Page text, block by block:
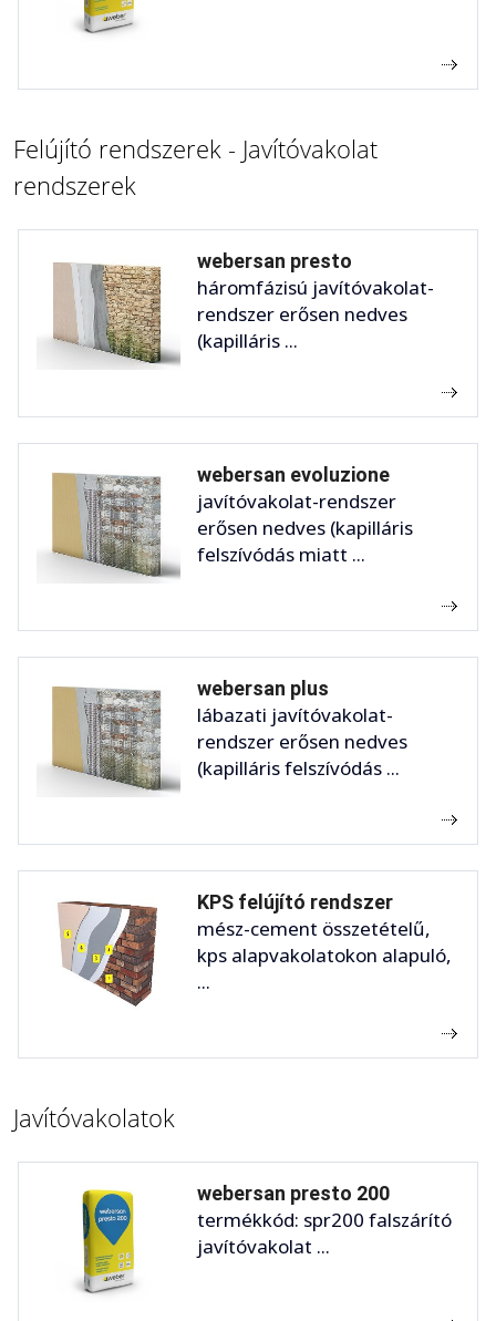
Felújító rendszerek - Javítóvakolat
rendszerek
webersan presto
háromfázisú javítóvakolat-
rendszer erősen nedves
(kapilláris ...
webersan evoluzione
javítóvakolat-rendszer
erősen nedves (kapilláris
felszívódás miatt ...
webersan plus
lábazati javítóvakolat-
rendszer erősen nedves
(kapilláris felszívódás ...
KPS felújító rendszer
mész-cement összetételű,
kps alapvakolatokon alapuló,
...
Javítóvakolatok
webersan presto 200
termékkód: spr200 falszárító
javítóvakolat ...